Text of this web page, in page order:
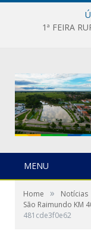
1ª FEIRA
MENU
Home » Notícias
São Raimundo KM
481cde3f0e62